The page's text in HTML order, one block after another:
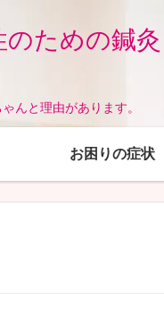
のための鍼
んと理由があります。
お困りの症状